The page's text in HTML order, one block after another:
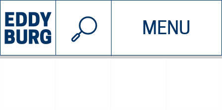
MENU
INIZIATIVE CHI SIAMO
© 2026 EDDYBURG